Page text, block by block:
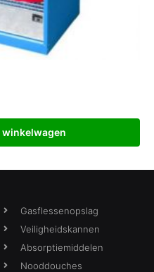
winkelwagen
Gasflessenopslag
Veiligheidskannen
Absorptiemiddelen
Nooddouches